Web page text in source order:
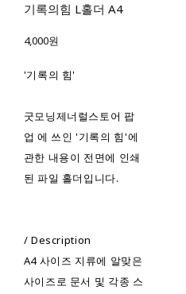
기록의힘 L홀더 A4
4,000원
'기록의 힘'
굿모닝제너럴스토어 팝
업 에 쓰인 '기록의 힘'에
관한 내용이 전면에 인쇄
된 파일 홀더입니다.
/ Description
A4 사이즈 지류에 알맞은
사이즈로 문서 및 각종 스